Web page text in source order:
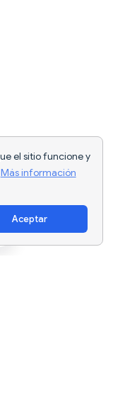
el sitio funcione y
Más información
Aceptar